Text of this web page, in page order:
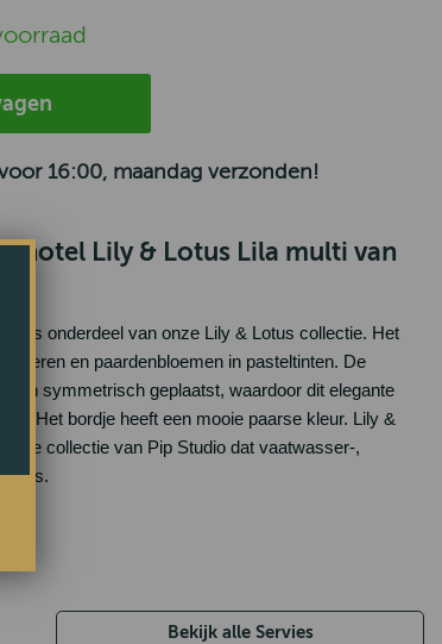
16:00, maandag verzonden!
Lily & Lotus Lila multi van
is onderdeel van onze Lily & Lotus collectie. Het
en paardenbloemen in pasteltinten. De
zijn symmetrisch geplaatst, waardoor dit elegante
Het bordje heeft een mooie paarse kleur. Lily &
in de collectie van Pip Studio dat vaatwasser-,
is.
Bekijk alle Servies